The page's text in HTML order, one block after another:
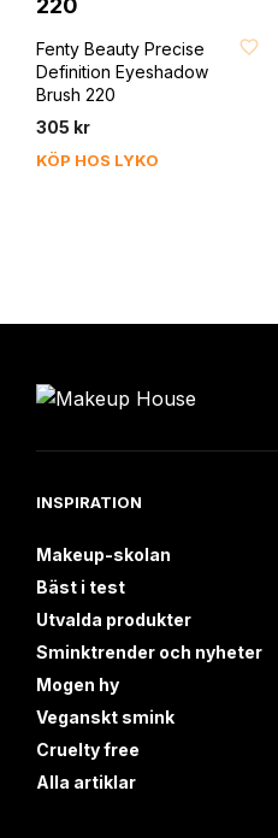
Fenty Beauty Precise
Definition Eyeshadow
Brush 220
305 kr
KÖP HOS LYKO
INSPIRATION
Makeup-skolan
Bäst i test
Utvalda produkter
Sminktrender och nyheter
Mogen hy
Veganskt smink
Cruelty free
Alla artiklar